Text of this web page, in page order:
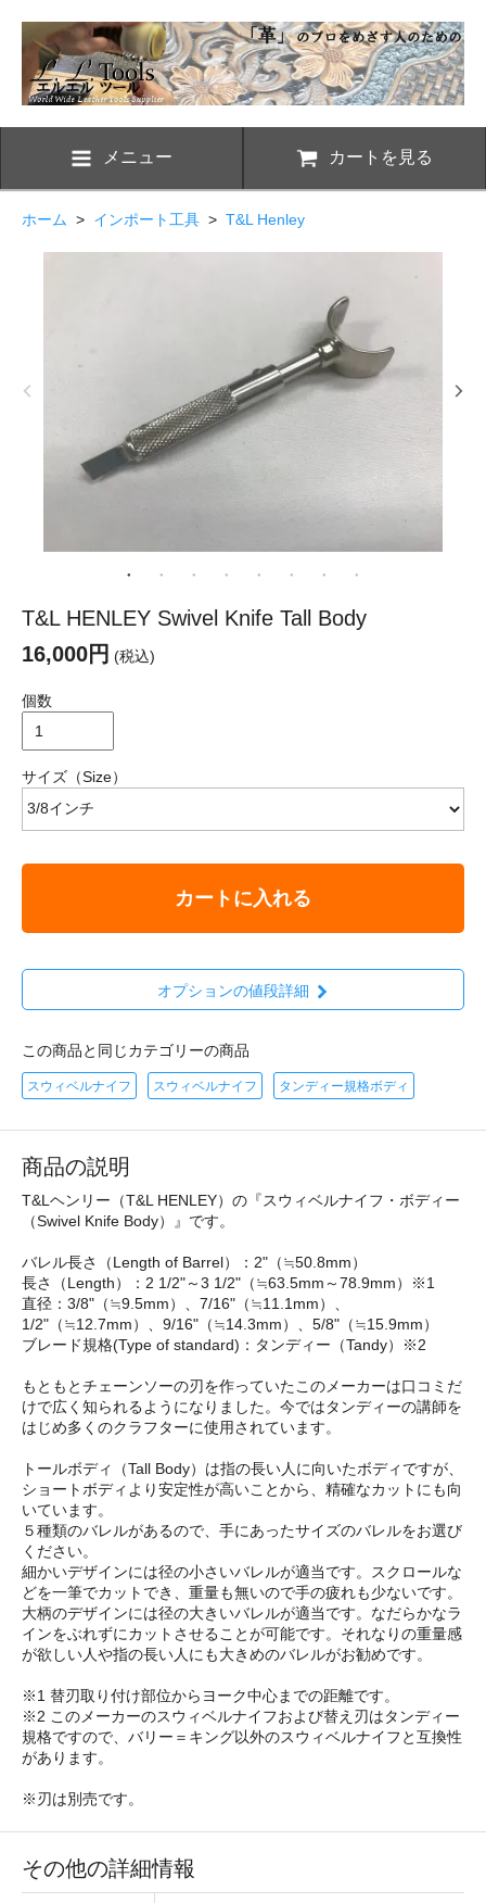
メニュー カートを見る
ホーム > インポート工具 > T&L Henley
T&L HENLEY Swivel Knife Tall Body
16,000円 (税込)
個数
サイズ（Size）
カートに入れる
オプションの値段詳細
この商品と同じカテゴリーの商品
スウィベルナイフ スウィベルナイフ タンディー規格ボディ
商品の説明
T&Lヘンリー（T&L HENLEY）の『スウィベルナイフ・ボディー
（Swivel Knife Body）』です。
バレル長さ（Length of Barrel）：2"（≒50.8mm）
長さ（Length）：2 1/2"～3 1/2"（≒63.5mm～78.9mm）※1
直径：3/8"（≒9.5mm）、7/16"（≒11.1mm）、
1/2"（≒12.7mm）、9/16"（≒14.3mm）、5/8"（≒15.9mm）
ブレード規格(Type of standard)：タンディー（Tandy）※2
もともとチェーンソーの刃を作っていたこのメーカーは口コミだ
けで広く知られるようになりました。今ではタンディーの講師を
はじめ多くのクラフターに使用されています。
トールボディ（Tall Body）は指の長い人に向いたボディですが、
ショートボディより安定性が高いことから、精確なカットにも向
いています。
５種類のバレルがあるので、手にあったサイズのバレルをお選び
ください。
細かいデザインには径の小さいバレルが適当です。スクロールな
どを一筆でカットでき、重量も無いので手の疲れも少ないです。
大柄のデザインには径の大きいバレルが適当です。なだらかなラ
インをぶれずにカットさせることが可能です。それなりの重量感
が欲しい人や指の長い人にも大きめのバレルがお勧めです。
※1 替刃取り付け部位からヨーク中心までの距離です。
※2 このメーカーのスウィベルナイフおよび替え刃はタンディー
規格ですので、バリー＝キング以外のスウィベルナイフと互換性
があります。
※刃は別売です。
その他の詳細情報